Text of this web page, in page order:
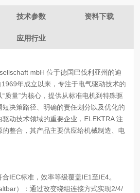
技术参数 资料下载
应用行业
mbH 位于德国巴伐利亚州的迪
年成立以来，专注于电气驱动技术的
质量”为核心，提供从标准电机到特殊驱
决策路径、明确的责任划分以及优化的
动技术领域的重要企业，ELEKTRA 注
整合，其产品主要供应给机械制造、电
IEC标准，效率等级覆盖IE1至IE4。
）：通过改变绕组连接方式实现2/4/